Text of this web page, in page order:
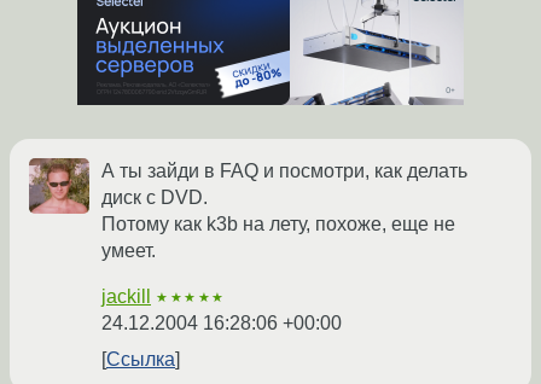
А ты зайди в FAQ и посмотри, как делать
диск с DVD.
Потому как k3b на лету, похоже, еще не
умеет.
jackill ★★★★★
24.12.2004 16:28:06 +00:00
Ссылка